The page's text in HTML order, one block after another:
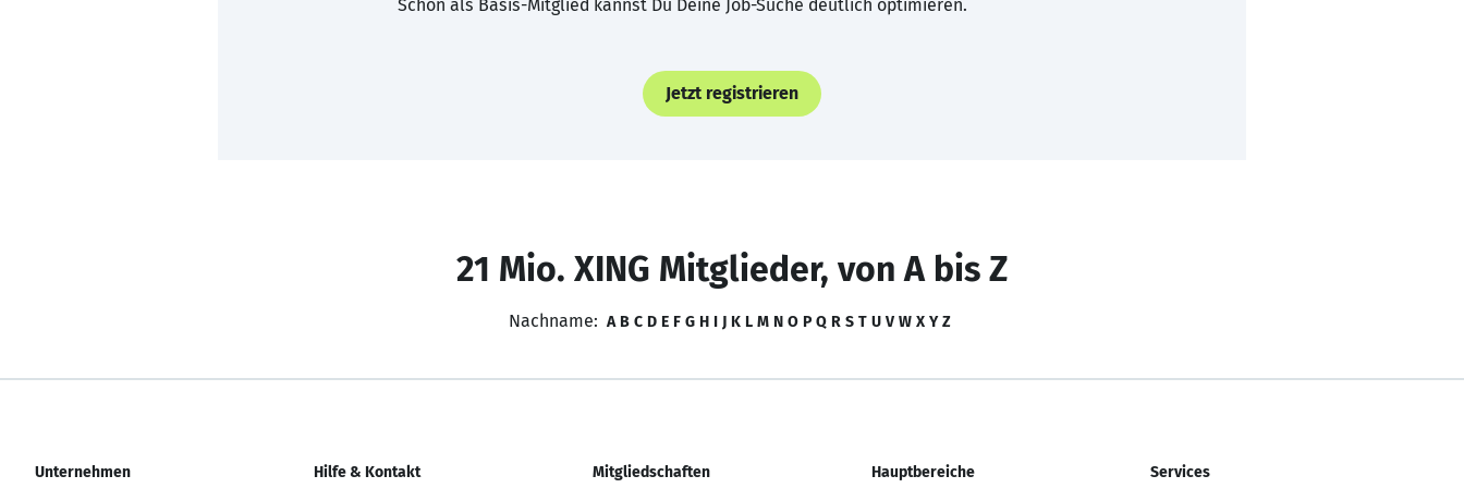
Schon als Basis-Mitglied kannst Du Deine Job-Suche deutlich optimieren.
Jetzt registrieren
21 Mio. XING Mitglieder, von A bis Z
Nachname: A B C D E F G H I J K L M N O P Q R S T U V W X Y Z
Unternehmen Hilfe & Kontakt Mitgliedschaften Hauptbereiche Services